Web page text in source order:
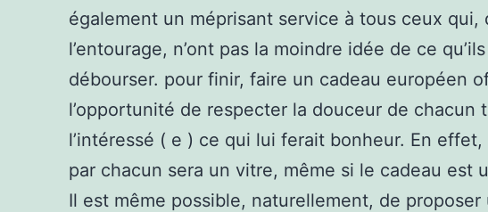
également un méprisant service à tous ceux qui,
l’entourage, n’ont pas la moindre idée de ce
débourser. pour finir, faire un cadeau européen
l’opportunité de respecter la douceur de chacun
l’intéressé ( e ) ce qui lui ferait bonheur. En
par chacun sera un vitre, même si le cadeau est
Il est même possible, naturellement, de proposer